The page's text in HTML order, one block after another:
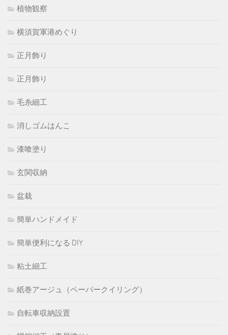
植物観察
横須賀軍港めぐり
正月飾り
正月飾り
毛糸細工
消しゴムはんこ
漆喰塗り
玄関収納
盆栽
簡単ハンドメイド
簡単便利になる DIY
粘土細工
紙巻アージュ（ペーパークイリング）
自転車収納設置